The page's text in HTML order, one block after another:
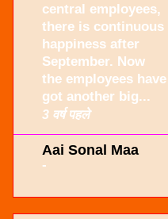
central employees,
there is continuous
happiness after
September. Now
the employees have
got another big...
3 वर्ष पहले
Aai Sonal Maa
-